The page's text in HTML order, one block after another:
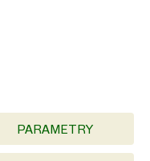
PARAMETRY